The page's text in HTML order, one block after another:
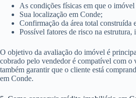
As condições físicas em que o
Sua localização em Conde;
Confirmação da área total construída
Possível fatores de risco na
O objetivo da avaliação do imóvel é
cobrado pelo vendedor é compatível com o
também garantir que o cliente está
em Conde.